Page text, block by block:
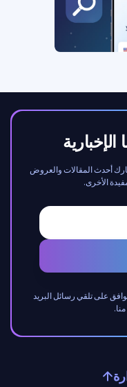
الإخبارية
أحدث المقالات والعروض
الأخرى.
على تلقي رسائل البريد